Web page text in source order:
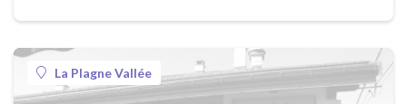
La Plagne Vallée